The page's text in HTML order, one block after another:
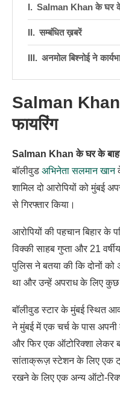
Salman Khan के घर के
सम्बंधित ख़बरें
अनमोल बिश्नोई ने
Salman
फायरिंग
Salman Khan के घर के
बॉलीवुड अभिनेता सलमान खान
शामिल दो आरोपियों को मुंबई
से गिरफ्तार किया।
आरोपियों की पहचान बिहार के
विक्की साहब गुप्ता और 21
पुलिस ने बतया की कि दोनों को
था और उन्हें अपराध के लिए कुछ
बॉलीवुड स्टार के मुंबई स्थित
ने मुंबई में एक चर्च के पास
और फिर एक ऑटोरिक्शा लेकर
सांताक्रूज़ स्टेशन के लिए एक
रखने के लिए एक अन्य ऑटो-